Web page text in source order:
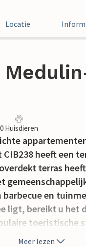
Locatie
0 Huisdieren
heeft een
terras
en
ligt, bereikt u
toeristische
Meer lezen